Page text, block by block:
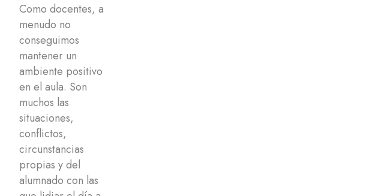
Como docentes, a
menudo no
conseguimos
mantener un
ambiente positivo
en el aula. Son
muchos las
situaciones,
conflictos,
circunstancias
propias y del
alumnado con las